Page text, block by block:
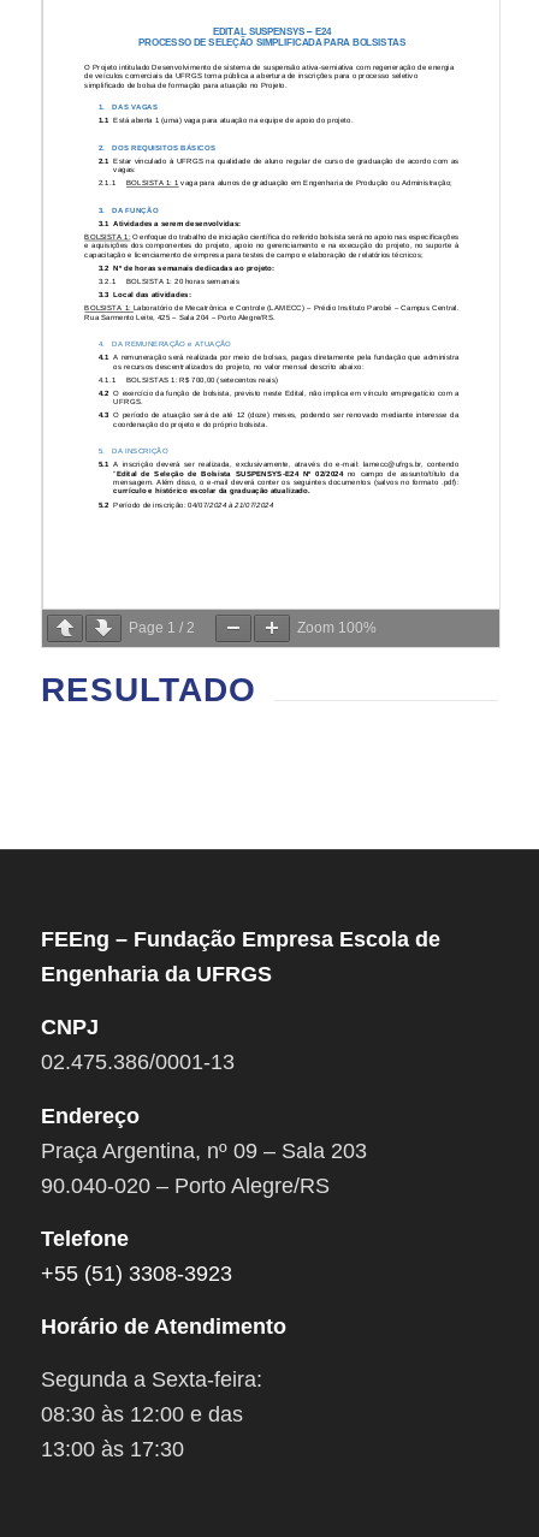
Page 1 / 2 Zoom 100%
RESULTADO
FEEng – Fundação Empresa Escola de
Engenharia da UFRGS
CNPJ
02.475.386/0001-13
Endereço
Praça Argentina, nº 09 – Sala 203
90.040-020 – Porto Alegre/RS
Telefone
+55 (51) 3308-3923
Horário de Atendimento
Segunda a Sexta-feira:
08:30 às 12:00 e das
13:00 às 17:30